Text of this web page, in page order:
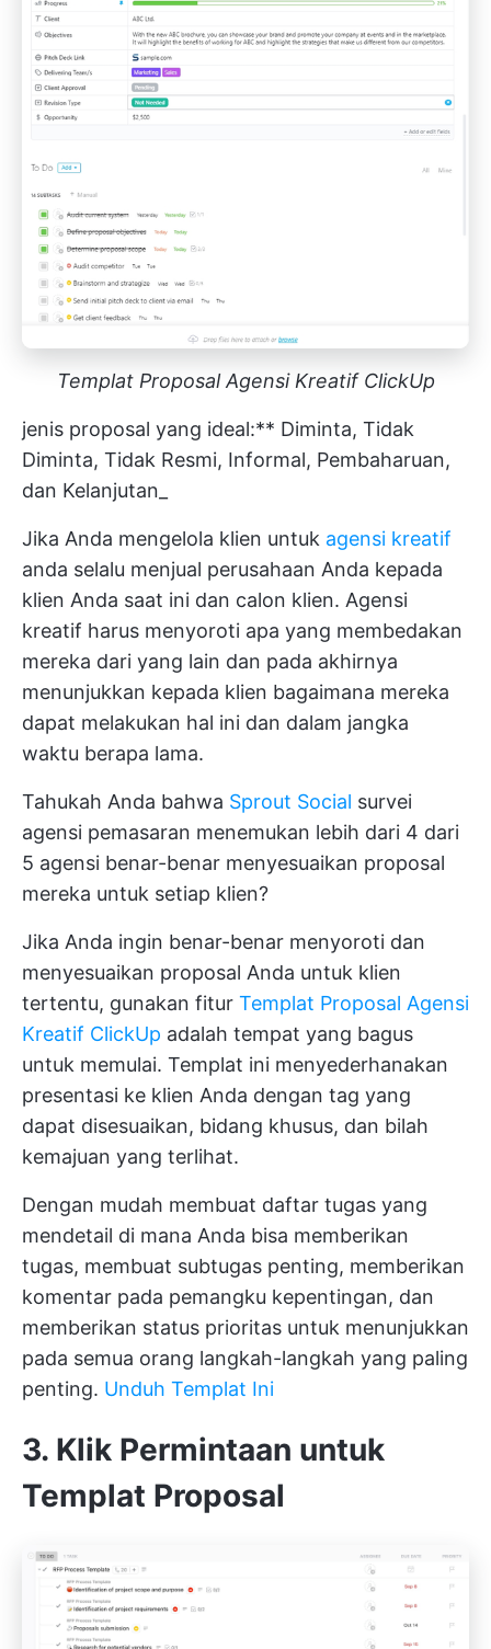
Templat Proposal Agensi Kreatif ClickUp
jenis proposal yang ideal:** Diminta, Tidak
Diminta, Tidak Resmi, Informal, Pembaharuan,
dan Kelanjutan_
Jika Anda mengelola klien untuk agensi kreatif
anda selalu menjual perusahaan Anda kepada
klien Anda saat ini dan calon klien. Agensi
kreatif harus menyoroti apa yang membedakan
mereka dari yang lain dan pada akhirnya
menunjukkan kepada klien bagaimana mereka
dapat melakukan hal ini dan dalam jangka
waktu berapa lama.
Tahukah Anda bahwa Sprout Social survei
agensi pemasaran menemukan lebih dari 4 dari
5 agensi benar-benar menyesuaikan proposal
mereka untuk setiap klien?
Jika Anda ingin benar-benar menyoroti dan
menyesuaikan proposal Anda untuk klien
tertentu, gunakan fitur Templat Proposal Agensi
Kreatif ClickUp adalah tempat yang bagus
untuk memulai. Templat ini menyederhanakan
presentasi ke klien Anda dengan tag yang
dapat disesuaikan, bidang khusus, dan bilah
kemajuan yang terlihat.
Dengan mudah membuat daftar tugas yang
mendetail di mana Anda bisa memberikan
tugas, membuat subtugas penting, memberikan
komentar pada pemangku kepentingan, dan
memberikan status prioritas untuk menunjukkan
pada semua orang langkah-langkah yang paling
penting. Unduh Templat Ini
3. Klik Permintaan untuk
Templat Proposal